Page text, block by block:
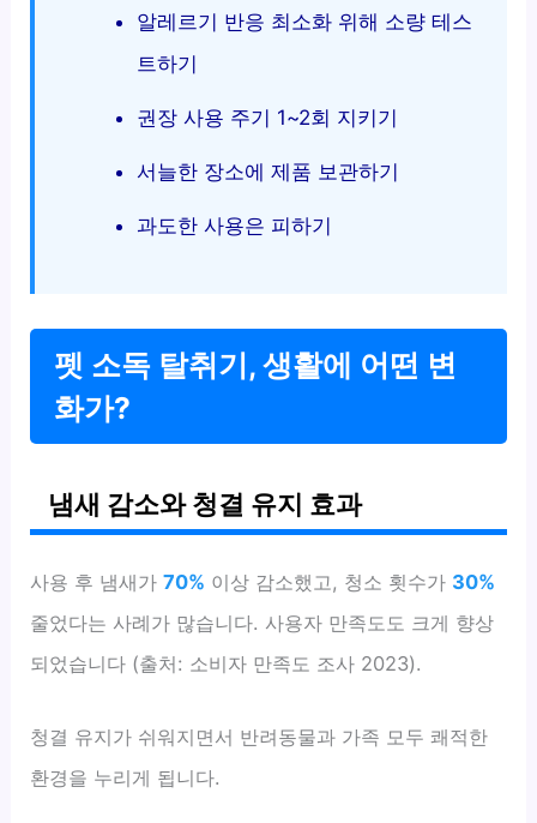
알레르기 반응 최소화 위해 소량 테스
트하기
권장 사용 주기 1~2회 지키기
서늘한 장소에 제품 보관하기
과도한 사용은 피하기
펫 소독 탈취기, 생활에 어떤 변
화가?
냄새 감소와 청결 유지 효과
사용 후 냄새가70% 이상 감소했고, 청소 횟수가 30%
줄었다는 사례가 많습니다. 사용자 만족도도 크게 향상
되었습니다 (출처: 소비자 만족도 조사 2023).
청결 유지가 쉬워지면서 반려동물과 가족 모두 쾌적한
환경을 누리게 됩니다.